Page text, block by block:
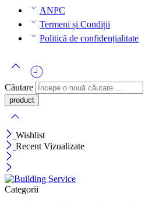
ANPC
Termeni și Condiții
Politică de confidențialitate
Căutare
Wishlist
Recent Vizualizate
Categorii